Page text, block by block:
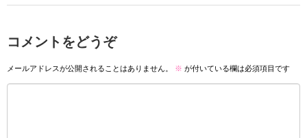
コメントをどうぞ
メールアドレスが公開されることはありません。 ※ が付いている欄は必須項目です